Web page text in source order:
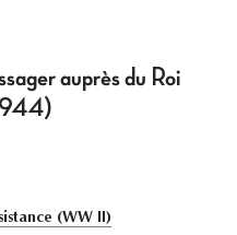
auprès du Roi
(WW II)